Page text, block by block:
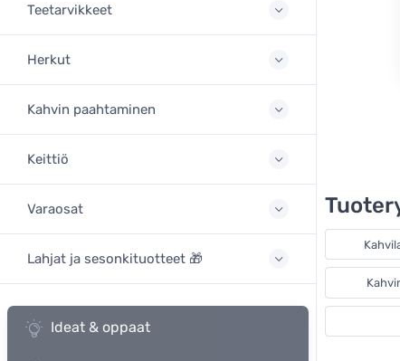
Teetarvikkeet
Herkut
Kahvin paahtaminen
Keittiö
Varaosat
Lahjat ja sesonkituotteet 🎁
Ideat & oppaat